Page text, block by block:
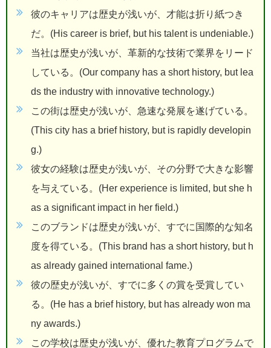
彼のキャリアは歴史が浅いが、才能は折り紙つき
だ。(His career is brief, but his talent is undeniable.)
当社は歴史が浅いが、革新的な技術で業界をリード
している。(Our company has a short history, but lea
ds the industry with innovative technology.)
この街は歴史が浅いが、急速な発展を遂げている。
(This city has a brief history, but is rapidly developin
g.)
彼女の経験は歴史が浅いが、その分野で大きな影響
を与えている。(Her experience is limited, but she h
as a significant impact in her field.)
このブランドは歴史が浅いが、すでに国際的な知名
度を得ている。(This brand has a short history, but h
as already gained international fame.)
彼の歴史が浅いが、すでに多くの賞を受賞してい
る。(He has a brief history, but has already won ma
ny awards.)
この学校は歴史が浅いが、優れた教育プログラムで